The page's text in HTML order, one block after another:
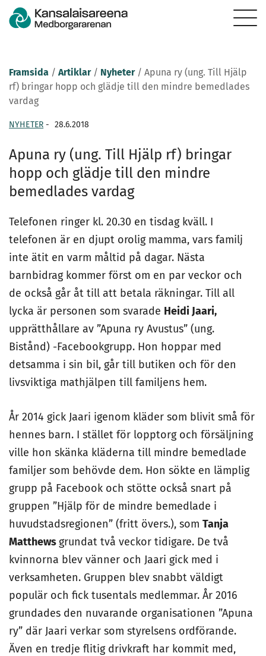
Framsida / Artiklar/ Nyheter/ Apuna ry (ung. Till Hjälp
rf) bringar hopp och glädje till den mindre bemedlades
vardag
NYHETER - 28.6.2018
Apuna ry (ung. Till Hjälp rf) bringar
hopp och glädje till den mindre
bemedlades vardag
Telefonen ringer kl. 20.30 en tisdag kväll. I
telefonen är en djupt orolig mamma, vars familj
inte ätit en varm måltid på dagar. Nästa
barnbidrag kommer först om en par veckor och
de också går åt till att betala räkningar. Till all
lycka är personen som svarade Heidi Jaari,
upprätthållare av ”Apuna ry Avustus” (ung.
Bistånd) -Facebookgrupp. Hon hoppar med
detsamma i sin bil, går till butiken och för den
livsviktiga mathjälpen till familjens hem.
År 2014 gick Jaari igenom kläder som blivit små för
hennes barn. I stället för lopptorg och försäljning
ville hon skänka kläderna till mindre bemedlade
familjer som behövde dem. Hon sökte en lämplig
grupp på Facebook och stötte också snart på
gruppen ”Hjälp för de mindre bemedlade i
huvudstadsregionen” (fritt övers.), som Tanja
Matthews grundat två veckor tidigare. De två
kvinnorna blev vänner och Jaari gick med i
verksamheten. Gruppen blev snabbt väldigt
populär och fick tusentals medlemmar. År 2016
grundades den nuvarande organisationen ”Apuna
ry” där Jaari verkar som styrelsens ordförande.
Även en tredje flitig drivkraft har kommit med,